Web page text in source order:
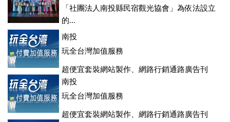
「社團法人南投縣民宿觀光協會」為依法設立
的...
南投
玩全台灣加值服務
超便宜套裝網站製作、網路行銷通路廣告刊
登、訂房系統、客房委託旅行社銷售，全面優惠中....
南投
玩全台灣加值服務
超便宜套裝網站製作、網路行銷通路廣告刊